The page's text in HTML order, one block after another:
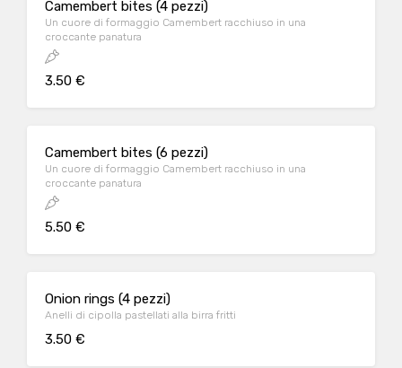
Camembert bites (4 pezzi)
Un cuore di formaggio Camembert racchiuso in una
croccante panatura
3.50 €
Camembert bites (6 pezzi)
Un cuore di formaggio Camembert racchiuso in una
croccante panatura
5.50 €
Onion rings (4 pezzi)
Anelli di cipolla pastellati alla birra fritti
3.50 €